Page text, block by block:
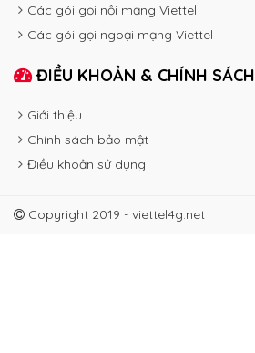
Các gói gọi nội mạng Viettel
Các gói gọi ngoại mạng Viettel
ĐIỀU KHOẢN & CHÍNH SÁCH
Giới thiệu
Chính sách bảo mật
Điều khoản sử dụng
Copyright 2019 - viettel4g.net